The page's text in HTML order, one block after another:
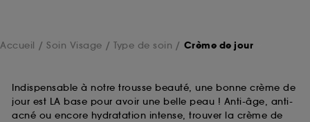
Accueil Soin Visage Type de soin Crème de jour
Indispensable à notre trousse beauté, une bonne crème de
jour est LA base pour avoir une belle peau ! Anti-âge, anti-
acné ou encore hydratation intense, trouver la crème de